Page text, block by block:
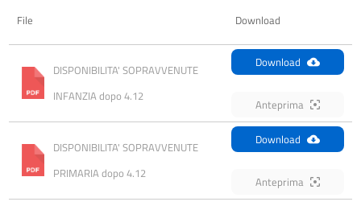
File Download
DISPONIBILITA' SOPRAVVENUTE
INFANZIA dopo 4.12
Download
Anteprima
DISPONIBILITA' SOPRAVVENUTE
PRIMARIA dopo 4.12
Download
Anteprima